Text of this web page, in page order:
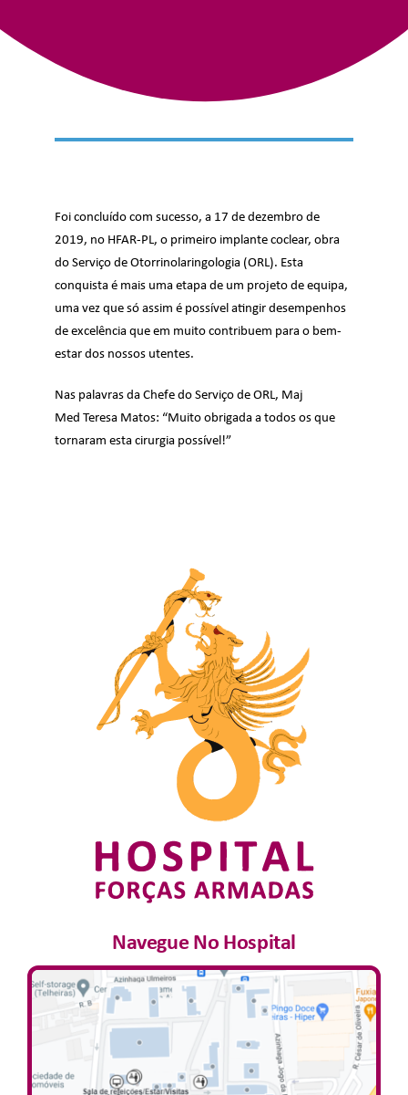
Foi concluído com sucesso, a 17 de dezembro de
2019, no HFAR-PL, o primeiro implante coclear, obra
do Serviço de Otorrinolaringologia (ORL). Esta
conquista é mais uma etapa de um projeto de equipa,
uma vez que só assim é possível atingir desempenhos
de excelência que em muito contribuem para o bem-
estar dos nossos utentes.
Nas palavras da Chefe do Serviço de ORL, Maj
Med Teresa Matos: “Muito obrigada a todos os que
tornaram esta cirurgia possível!”
Navegue No Hospital